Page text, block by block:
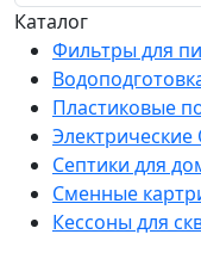
Каталог
Фильтры для
Пластиковые
Септики для
Сменные
Кессоны для